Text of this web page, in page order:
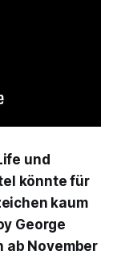
und
könnte für
kaum
George
ab November